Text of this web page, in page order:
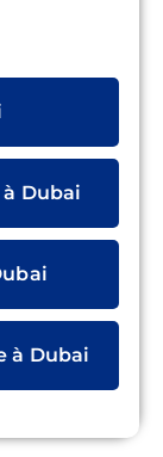
Dubai
à Dubai